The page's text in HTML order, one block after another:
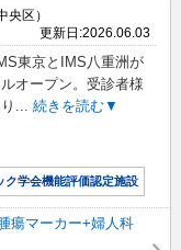
央区）
更新日:2026.06.03
東京とIMS八重洲が
オープン。受診者様
続きを読む▼
ク学会機能評価認定施設
瘍マーカー+婦人科